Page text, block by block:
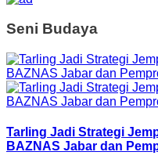
Seni Budaya
Tarling Jadi Strategi
BAZNAS Jabar dan